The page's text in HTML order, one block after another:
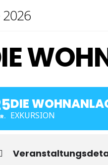
DIE
EXKURSION